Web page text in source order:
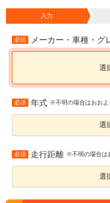
入力
必須 メーカー・車種・グ
選
必須 年式 ※不明の場合はおおよ
選
必須 走行距離 ※不明の場合は
選